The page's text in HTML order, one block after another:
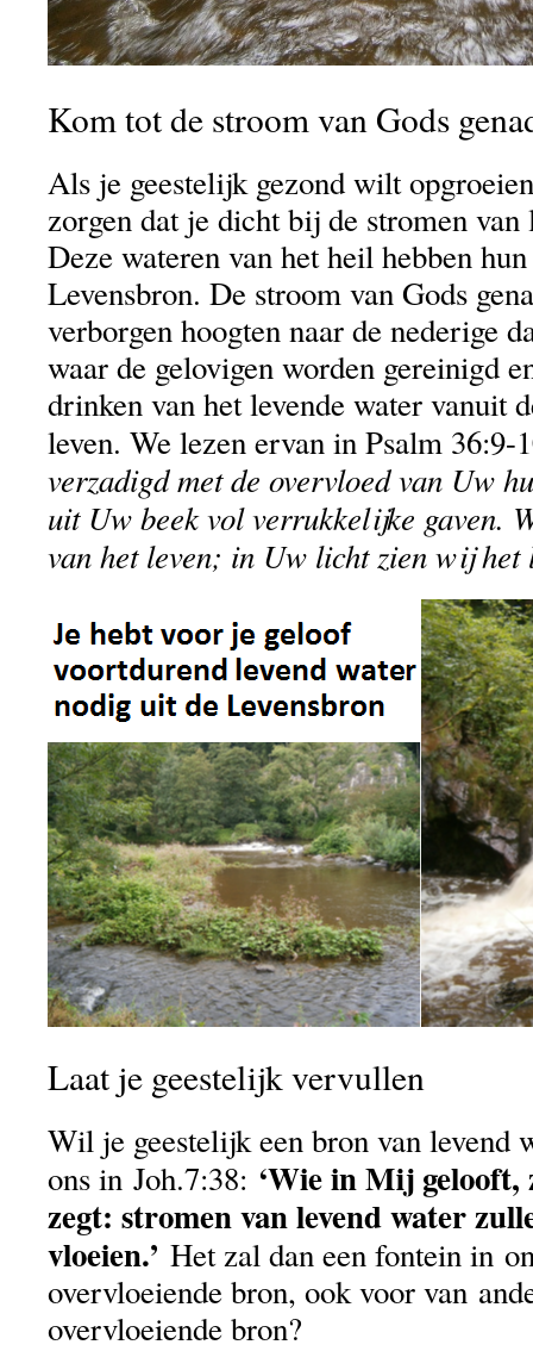
Kom tot de stroom van Gods
Als je geestelijk gezond wilt
zorgen dat je dicht bij de stromen
Deze wateren van het heil hebben
Levensbron. De stroom van Gods
verborgen hoogten naar de nederige
waar de gelovigen worden gereinigd
drinken van het levende water vanuit
leven. We lezen ervan in Psalm
verzadigd met de overvloed van Uw
uit Uw beek vol verrukkelijke gaven.
van het leven; in Uw licht zien wij het
Laat je geestelijk vervullen
Wil je geestelijk een bron van levend
ons in Joh.7:38: ‘Wie in Mij gelooft,
zegt: stromen van levend water
vloeien.’ Het zal dan een fontein in
overvloeiende bron, ook voor van
overvloeiende bron?